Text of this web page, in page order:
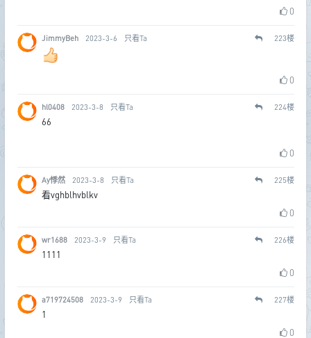
0
JimmyBeh 2023-3-6 只看Ta 223楼
0
hl0408 2023-3-8 只看Ta 224楼
66
0
Ay悸然 2023-3-8 只看Ta 225楼
看vghblhvblkv
0
wr1688 2023-3-9 只看Ta 226楼
1111
0
a719724508 2023-3-9 只看Ta 227楼
1
0